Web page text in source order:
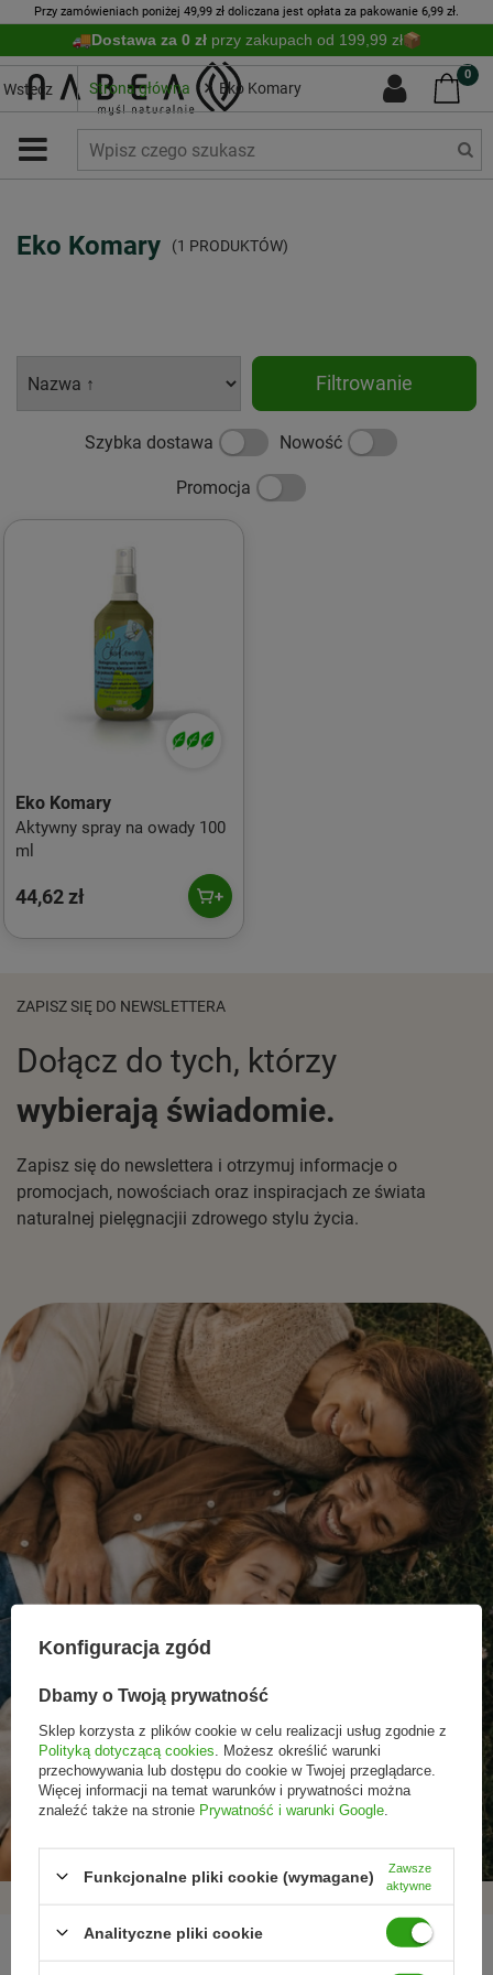
Przy zamówieniach poniżej 49,99 zł doliczana jest opłata za pakowanie 6,99 zł.
Dostawa za 0 zł przy zakupach od 199,99 zł
0
Wstecz Strona główna Eko Komary
Eko Komary (1 PRODUKTÓW)
Filtrowanie
Szybka dostawa Nowość
Promocja
Eko Komary
Aktywny spray na owady 100
ml
44,62 zł
ZAPISZ SIĘ DO NEWSLETTERA
Dołącz do tych, którzy
wybierają świadomie.
Zapisz się do newslettera i otrzymuj informacje o
promocjach, nowościach oraz inspiracjach ze świata
naturalnej pielęgnacjii zdrowego stylu życia.
Promocje tylko dla
subskrybentów
Nowości przed
premierą
Rezygnacja w każdej
chwili
REGULAMINY
Konfiguracja zgód
Dbamy o Twoją prywatność
Sklep korzysta z plików cookie w celu realizacji usług zgodnie z
Polityką dotyczącą cookies . Możesz określić warunki
przechowywania lub dostępu do cookie w Twojej przeglądarce.
Więcej informacji na temat warunków i prywatności można
znaleźć także na stronie Prywatność i warunki Google
Funkcjonalne pliki cookie (wymagane)
Zawsze
aktywne
Analityczne pliki cookie